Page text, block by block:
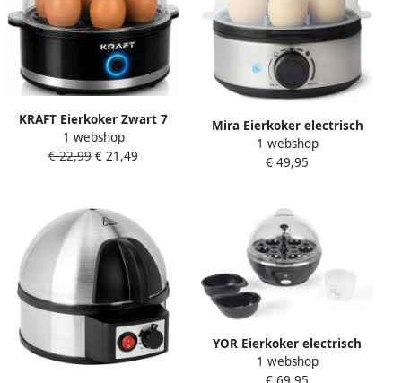
KRAFT Eierkoker Zwart 7
Eieren Elektrisch Eieren
Koken
1 webshop
€ 22,99 € 21,49
Mira Eierkoker electrisch
Eierkoker met timer Zwart
‎21cm x 15cm x 17cm
1 webshop
€ 49,95
YOR Eierkoker electrisch
Eierkoker met timer Zwart-
1 webshop